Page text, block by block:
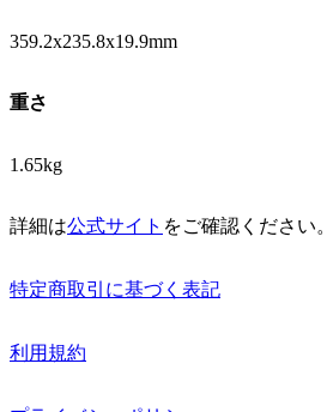
359.2x235.8x19.9mm
重さ
1.65kg
詳細は公式サイト をご確認ください。
特定商取引に基づく表記
利用規約